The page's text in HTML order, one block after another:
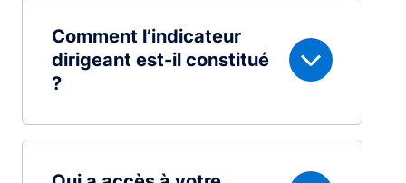
Comment l’indicateur
dirigeant est-il constitué
?